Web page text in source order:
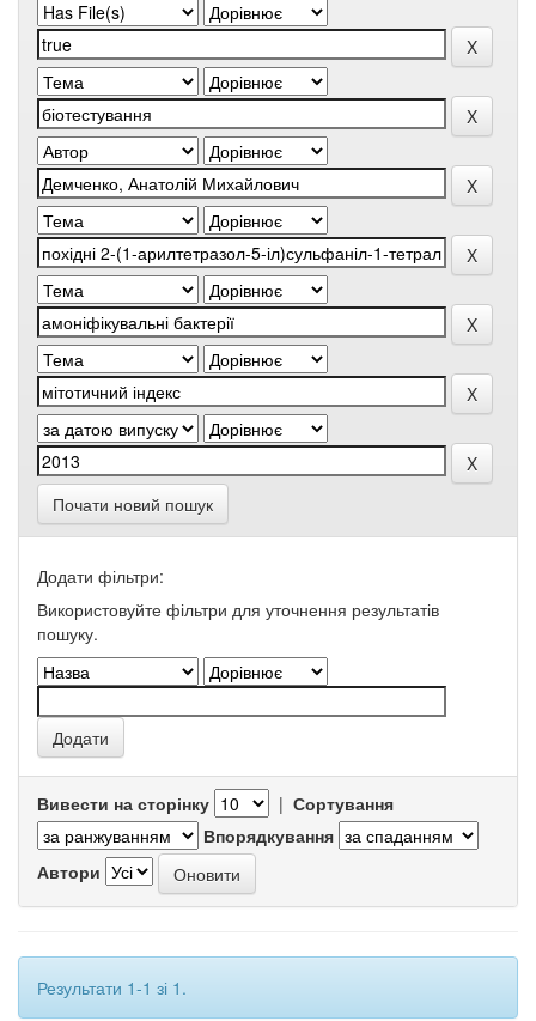
Почати новий пошук
Додати фільтри:
Використовуйте фільтри для уточнення результатів
пошуку.
Вивести на сторінку | Сортування
Впорядкування
Автори
Результати 1-1 зі 1.